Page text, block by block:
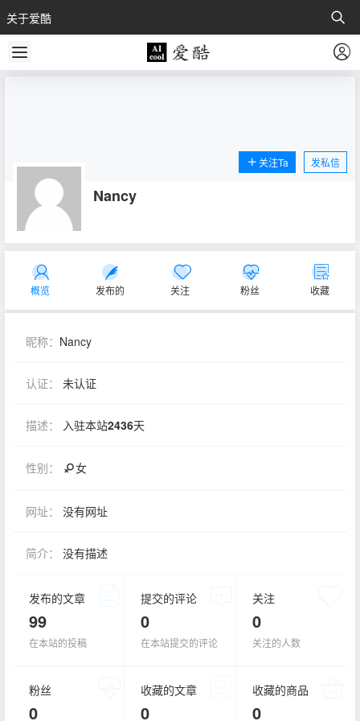
关于爱酷
Nancy
关注Ta 发私信
概览 发布的 关注 粉丝 收藏
昵称： Nancy
认证： 未认证
描述： 入驻本站2436天
性别： 女
网址： 没有网址
简介： 没有描述
发布的文章
99
在本站的投稿
提交的评论
0
在本站提交的评论
关注
0
关注的人数
粉丝
0
收藏的文章
0
收藏的商品
0